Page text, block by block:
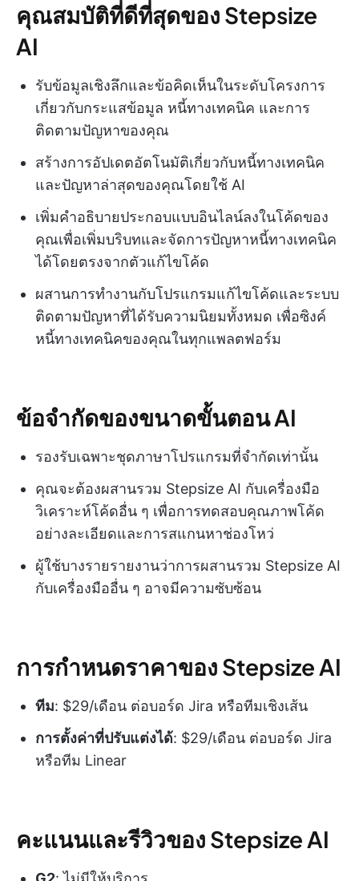
คุณสมบัติที่ดีที่สุดของ Stepsize
AI
รับข้อมูลเชิงลึกและข้อคิดเห็นในระดับโครงการ
เกี่ยวกับกระแสข้อมูล หนี้ทางเทคนิค และการ
ติดตามปัญหาของคุณ
สร้างการอัปเดตอัตโนมัติเกี่ยวกับหนี้ทางเทคนิค
และปัญหาล่าสุดของคุณโดยใช้ AI
เพิ่มคำอธิบายประกอบแบบอินไลน์ลงในโค้ดของ
คุณเพื่อเพิ่มบริบทและจัดการปัญหาหนี้ทางเทคนิค
ได้โดยตรงจากตัวแก้ไขโค้ด
ผสานการทำงานกับโปรแกรมแก้ไขโค้ดและระบบ
ติดตามปัญหาที่ได้รับความนิยมทั้งหมด เพื่อซิงค์
หนี้ทางเทคนิคของคุณในทุกแพลตฟอร์ม
ข้อจำกัดของขนาดขั้นตอน AI
รองรับเฉพาะชุดภาษาโปรแกรมที่จำกัดเท่านั้น
คุณจะต้องผสานรวม Stepsize AI กับเครื่องมือ
วิเคราะห์โค้ดอื่น ๆ เพื่อการทดสอบคุณภาพโค้ด
อย่างละเอียดและการสแกนหาช่องโหว่
ผู้ใช้บางรายรายงานว่าการผสานรวม Stepsize AI
กับเครื่องมืออื่น ๆ อาจมีความซับซ้อน
การกำหนดราคาของ Stepsize AI
ทีม: $29/เดือน ต่อบอร์ด Jira หรือทีมเชิงเส้น
การตั้งค่าที่ปรับแต่งได้: $29/เดือน ต่อบอร์ด Jira
หรือทีม Linear
คะแนนและรีวิวของ Stepsize AI